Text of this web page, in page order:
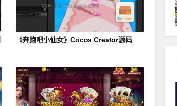
《奔跑吧小仙女》Cocos Creator源码